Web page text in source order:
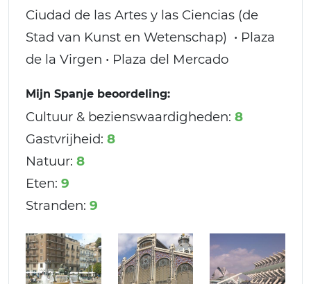
Ciudad de las Artes y las Ciencias (de
Stad van Kunst en Wetenschap) • Plaza
de la Virgen • Plaza del Mercado
Mijn Spanje beoordeling:
Cultuur & bezienswaardigheden: 8
Gastvrijheid: 8
Natuur: 8
Eten: 9
Stranden: 9